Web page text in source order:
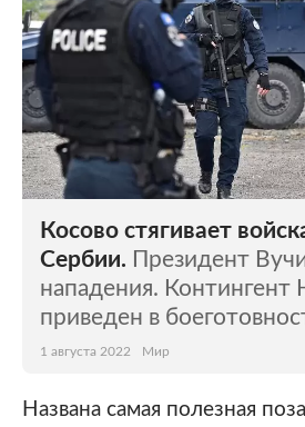
Косово стягивает
Сербии. Президент
нападения. Контингент
приведен в
1 августа 2022 Мир
Названа самая полезная